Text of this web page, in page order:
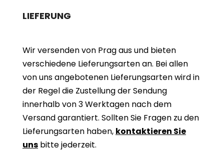
LIEFERUNG
Wir versenden von Prag aus und bieten
verschiedene Lieferungsarten an. Bei allen
von uns angebotenen Lieferungsarten wird in
der Regel die Zustellung der Sendung
innerhalb von 3 Werktagen nach dem
Versand garantiert. Sollten Sie Fragen zu den
Lieferungsarten haben, kontaktieren Sie
uns bitte jederzeit.